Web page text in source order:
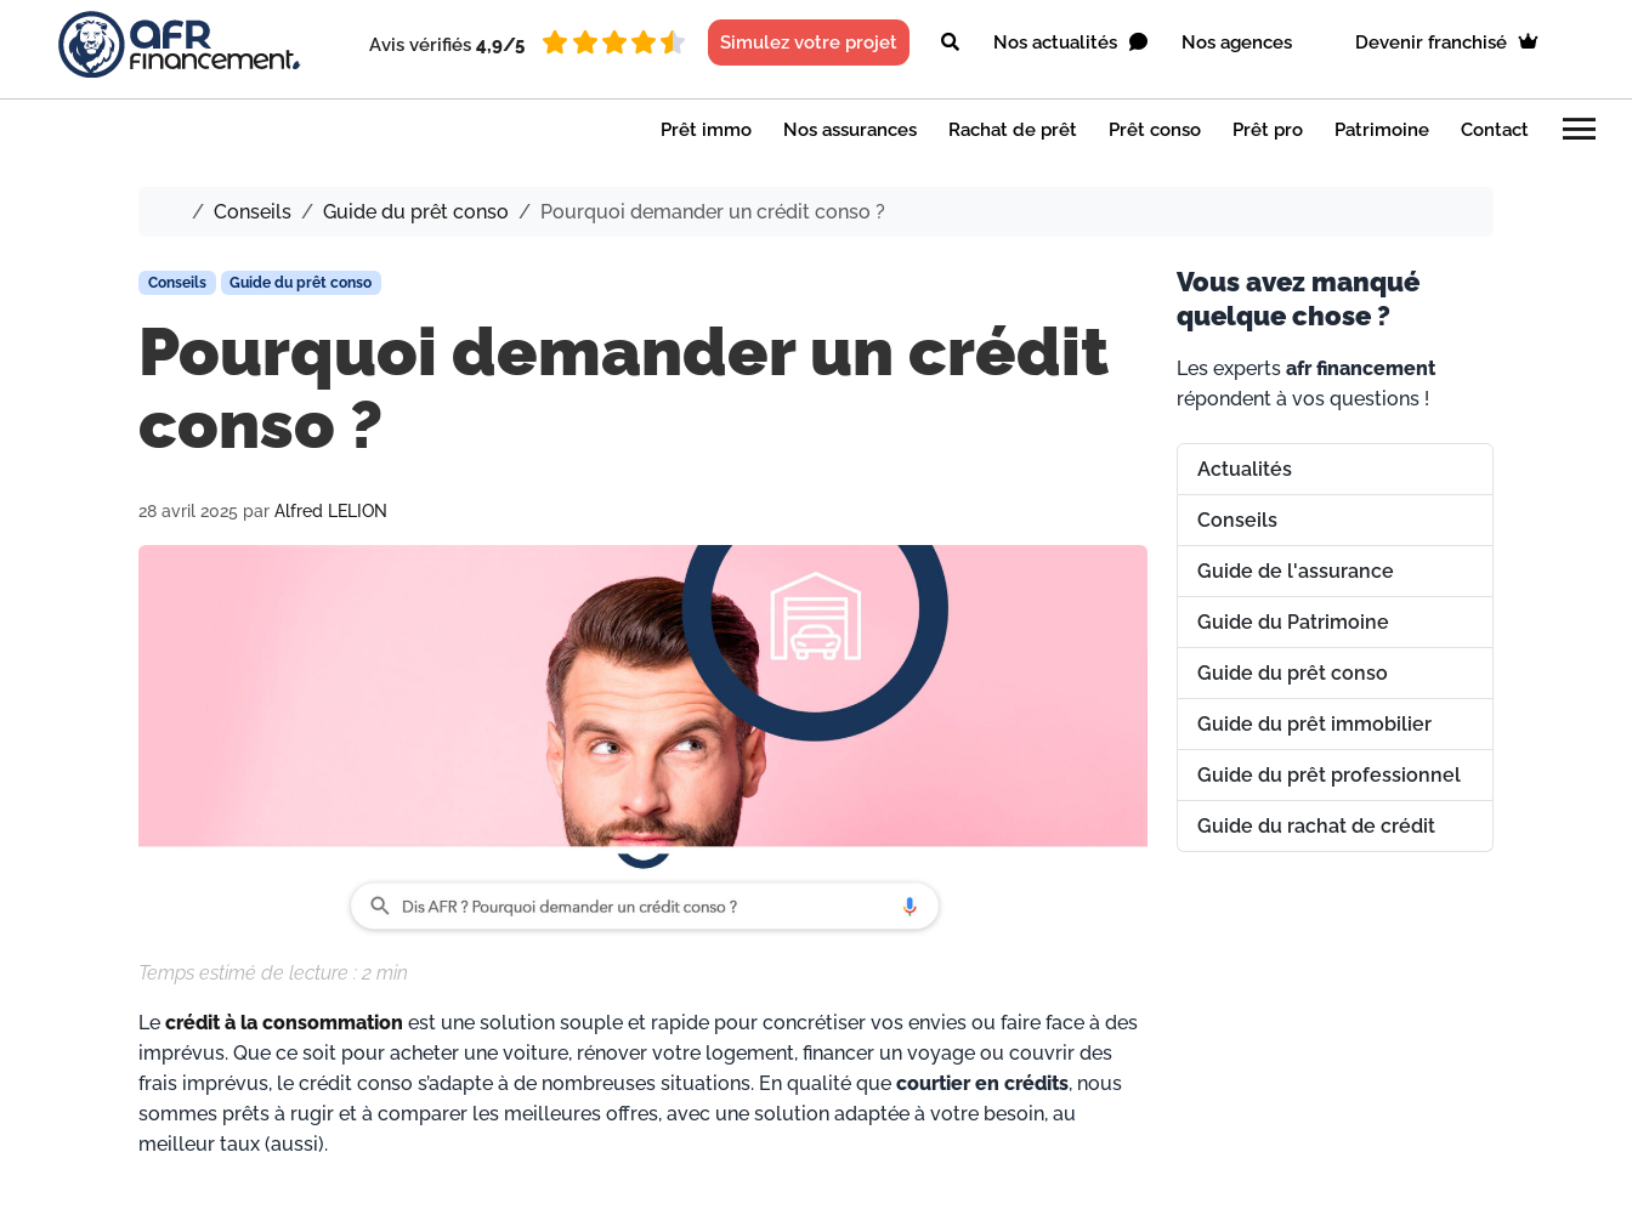
Avis vérifiés 4,9/5 Simulez votre projet Nos actualités Nos agences Devenir franchisé
Prêt immo Nos assurances Rachat de prêt Prêt conso Prêt pro Patrimoine Contact menu
Accueil
Conseils Guide du prêt conso Pourquoi demander un crédit conso ?
Conseils Guide du prêt conso
Pourquoi demander un crédit
conso ?
28 avril 2025 par Alfred LELION
Temps estimé de lecture : 2 min
Le crédit à la consommation est une solution souple et rapide pour concrétiser vos envies ou faire face à des
imprévus. Que ce soit pour acheter une voiture, rénover votre logement, financer un voyage ou couvrir des
frais imprévus, le crédit conso s’adapte à de nombreuses situations. En qualité que courtier en crédits, nous
sommes prêts à rugir et à comparer les meilleures offres, avec une solution adaptée à votre besoin, au
meilleur taux (aussi).
Vous avez manqué
quelque chose ?
Les experts afr financement
répondent à vos questions !
Actualités
Conseils
Guide de l'assurance
Guide du Patrimoine
Guide du prêt conso
Guide du prêt immobilier
Guide du prêt professionnel
Guide du rachat de crédit